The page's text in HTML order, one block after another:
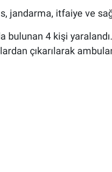
jandarma, itfaiye ve
4 kişi
çıkarılarak